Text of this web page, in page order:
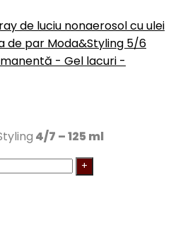
de luciu nonaerosol cu ulei
de par Moda&Styling 5/6
- Gel lacuri -
4/7 – 125 ml